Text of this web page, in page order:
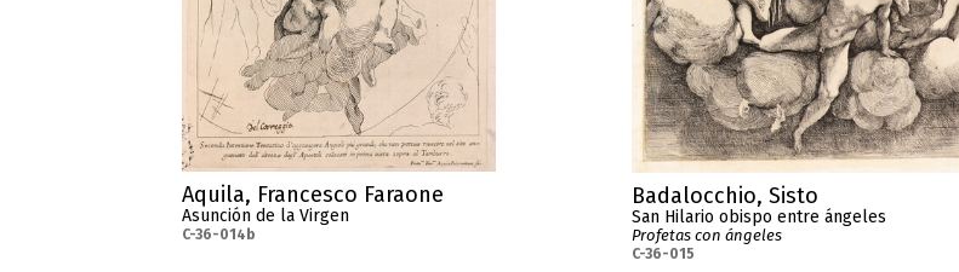
Aquila, Francesco Faraone
Asunción de la Virgen
C-36-014b
Badalocchio, Sisto
San Hilario obispo entre ángeles
Profetas con ángeles
C-36-015